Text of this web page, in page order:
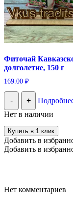
Фиточай
долголетие, 150 г
169.00 ₽
- +
Нет в наличии
Купить в 1 клик
Добавить в
Добавить в
Нет комментариев